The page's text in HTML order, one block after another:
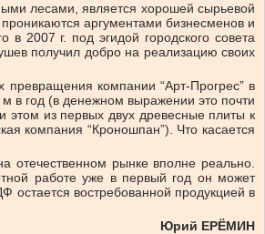
лесами, является хорошей сырьевой
аргументами бизнесменов и
2007 г. под эгидой городского совета
получил добро на реализацию своих
компании “Арт-Прогрес” в
в год (в денежном выражении это почти
из первых двух древесные плиты к
компания “Кроношпан”). Что касается
отечественном рынке вполне реально.
работе уже в первый год он может
остается востребованной продукцией в
Юрий ЕРЁМИН